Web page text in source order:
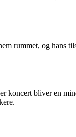
rummet, og hans
koncert bliver en